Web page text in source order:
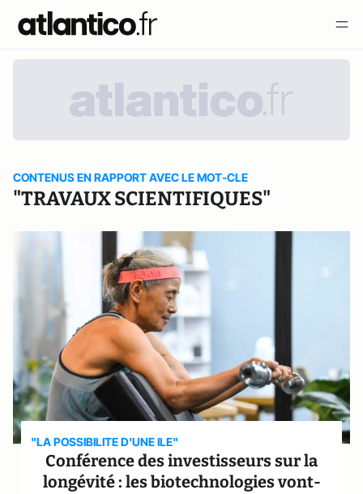
CONTENUS EN RAPPORT AVEC LE MOT-CLE
"TRAVAUX SCIENTIFIQUES"
"LA POSSIBILITE D'UNE ILE"
Conférence des investisseurs sur la
longévité : les biotechnologies vont-